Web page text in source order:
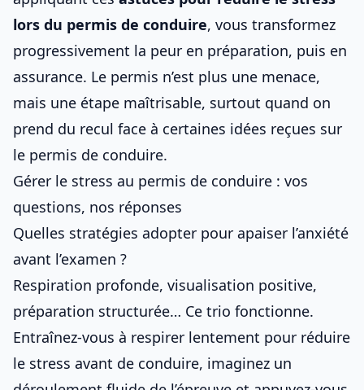
lors du permis de conduire, vous transformez
progressivement la peur en préparation, puis en
assurance. Le permis n’est plus une menace,
mais une étape maîtrisable, surtout quand on
prend du recul face à certaines idées reçues sur
le permis de conduire.
Gérer le stress au permis de conduire : vos
questions, nos réponses
Quelles stratégies adopter pour apaiser l’anxiété
avant l’examen ?
Respiration profonde, visualisation positive,
préparation structurée… Ce trio fonctionne.
Entraînez-vous à respirer lentement pour réduire
le stress avant de conduire, imaginez un